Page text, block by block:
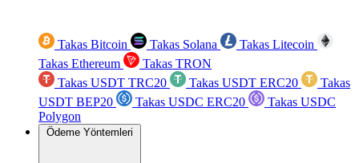
Takas Bitcoin Takas Solana
Takas Litecoin
Takas Ethereum
Takas TRON
Takas USDT TRC20
Takas USDT ERC20
Takas
USDT BEP20
Takas USDC ERC20
Takas USDC
Polygon
Ödeme Yöntemleri